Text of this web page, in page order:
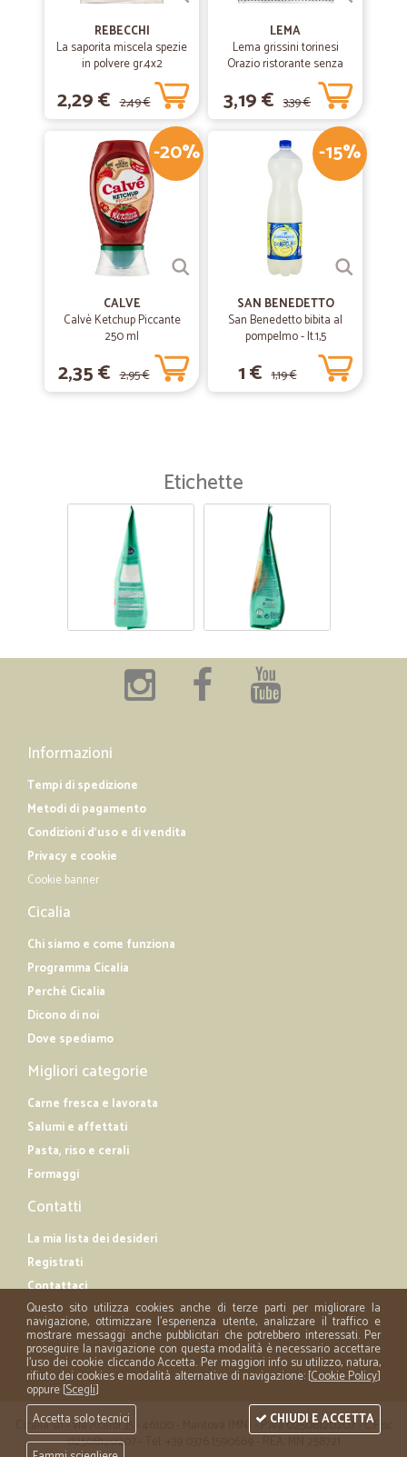
REBECCHI
La saporita miscela spezie
in polvere gr.4x2
2,29 € 2,49 €
LEMA
Lema grissini torinesi
Orazio ristorante senza
olio di palma x30 gr.450
3,19 € 3,39 €
-20%
CALVE
Calvè Ketchup Piccante
250 ml
2,35 € 2,95 €
-15%
SAN BENEDETTO
San Benedetto bibita al
pompelmo - lt.1,5
1 € 1,19 €
Etichette
Informazioni
Tempi di spedizione
Metodi di pagamento
Condizioni d'uso e di vendita
Privacy e cookie
Cookie banner
Cicalia
Chi siamo e come funziona
Programma Cicalia
Perché Cicalia
Dicono di noi
Dove spediamo
Migliori categorie
Carne fresca e lavorata
Salumi e affettati
Pasta, riso e cerali
Formaggi
Contatti
La mia lista dei desideri
Registrati
Contattaci
Cicalia srl - via Acerbi 35 - 46100 - Mantova (MN) - P.iva 02508120207 - C.Fisc
02508120207 - Tel. +39 0376 1590669 - REA: MN 258721
Questo sito utilizza cookies anche di terze parti per migliorare la
navigazione, ottimizzare l'esperienza utente, analizzare il traffico e
mostrare messaggi anche pubblicitari che potrebbero interessati. Per
proseguire la navigazione con questa modalità è necessario accettare
l'uso dei cookie cliccando Accetta. Per maggiori info su utilizzo, natura,
rifiuto dei cookies e modalità alternative di navigazione: [Cookie Policy]
oppure [Scegli]
Accetta solo tecnici
CHIUDI E ACCETTA